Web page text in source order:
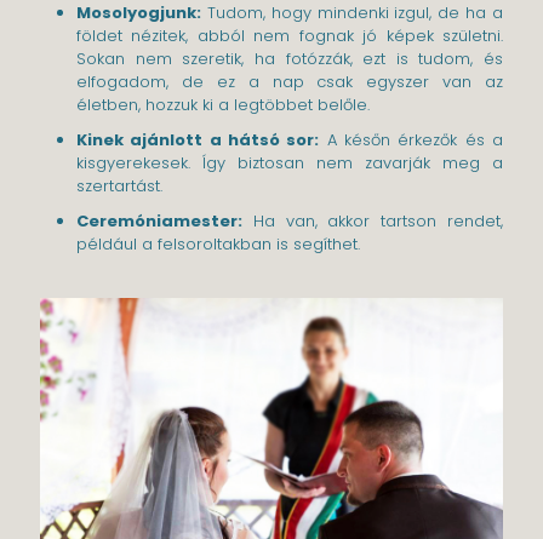
Mosolyogjunk: Tudom, hogy mindenki izgul, de ha a
földet nézitek, abból nem fognak jó képek születni.
Sokan nem szeretik, ha fotózzák, ezt is tudom, és
elfogadom, de ez a nap csak egyszer van az
életben, hozzuk ki a legtöbbet belőle.
Kinek ajánlott a hátsó sor: A későn érkezők és a
kisgyerekesek. Így biztosan nem zavarják meg a
szertartást.
Ceremóniamester: Ha van, akkor tartson rendet,
például a felsoroltakban is segíthet.